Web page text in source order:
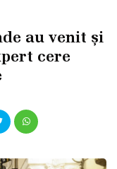
au venit și
cere